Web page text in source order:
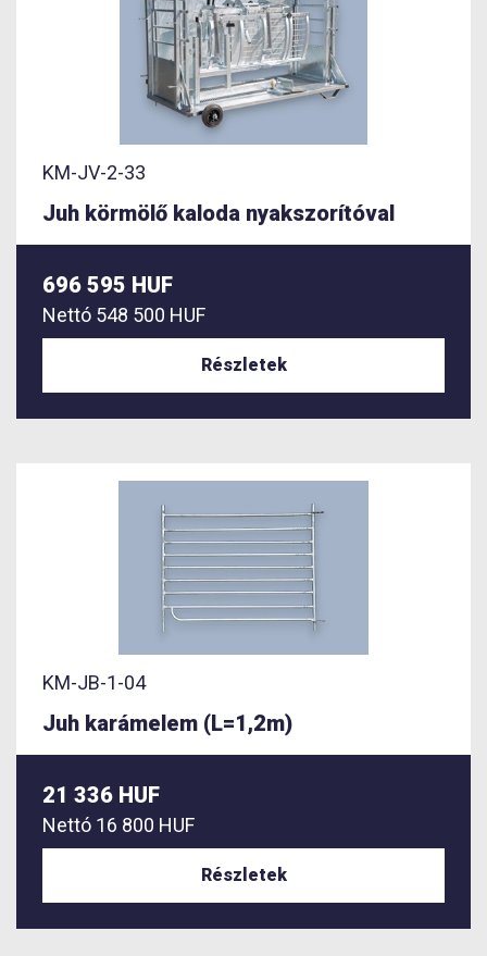
KM-JV-2-33
Juh körmölő kaloda nyakszorítóval
696 595 HUF
Nettó 548 500 HUF
Részletek
KM-JB-1-04
Juh karámelem (L=1,2m)
21 336 HUF
Nettó 16 800 HUF
Részletek